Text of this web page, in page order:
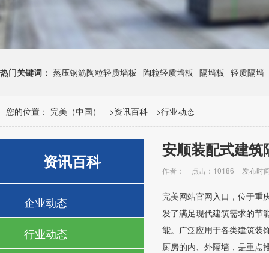
热门关键词： 蒸压钢筋陶粒轻质墙板 陶粒轻质墙板 隔墙板 轻质隔墙
您的位置： 完美（中国） >资讯百科 >行业动态
资讯百科
企业动态
行业动态
安顺装配式建筑
作者： 点击：10186 发布时
完美网站官网入口，位于重
发了满足现代建筑需求的节
能。广泛应用于各类建筑装
厨房的内、外隔墙，是重点